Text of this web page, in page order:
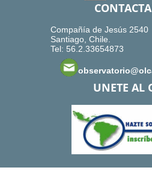
Compañía de Jesús 2540
Santiago, Chile.
Tel: 56.2.33654873
UNETE AL